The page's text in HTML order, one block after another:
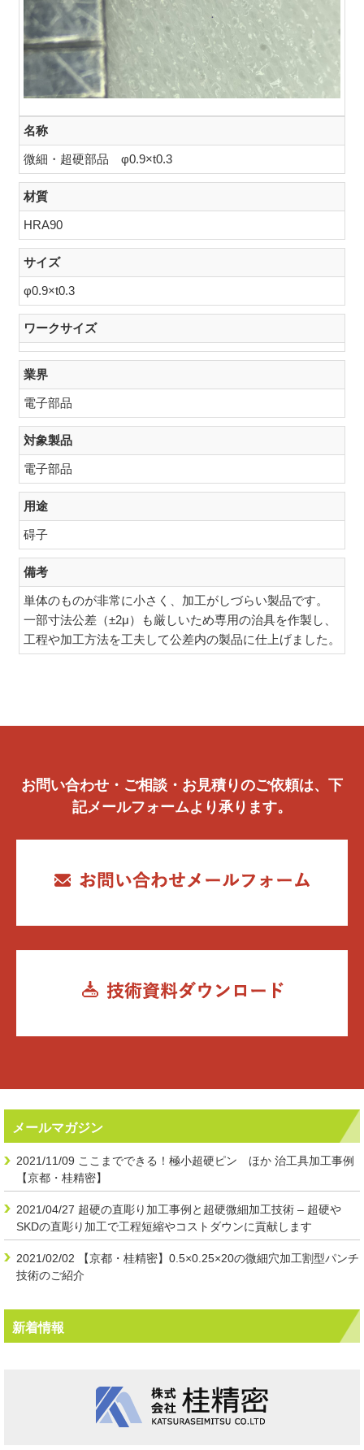
名称
微細・超硬部品 φ0.9×t0.3
材質
HRA90
サイズ
φ0.9×t0.3
ワークサイズ
業界
電子部品
対象製品
電子部品
用途
碍子
備考
単体のものが非常に小さく、加工がしづらい製品です。
一部寸法公差（±2μ）も厳しいため専用の治具を作製し、
工程や加工方法を工夫して公差内の製品に仕上げました。
お問い合わせ・ご相談・お見積りのご依頼は、下
記メールフォームより承ります。
メールマガジン
2021/11/09 ここまでできる！極小超硬ピン ほか 治工具加工事例
【京都・桂精密】
2021/04/27 超硬の直彫り加工事例と超硬微細加工技術 – 超硬や
SKDの直彫り加工で工程短縮やコストダウンに貢献します
2021/02/02
【京都・桂精密】0.5×0.25×20の微細穴加工割型パンチ
技術のご紹介
新着情報